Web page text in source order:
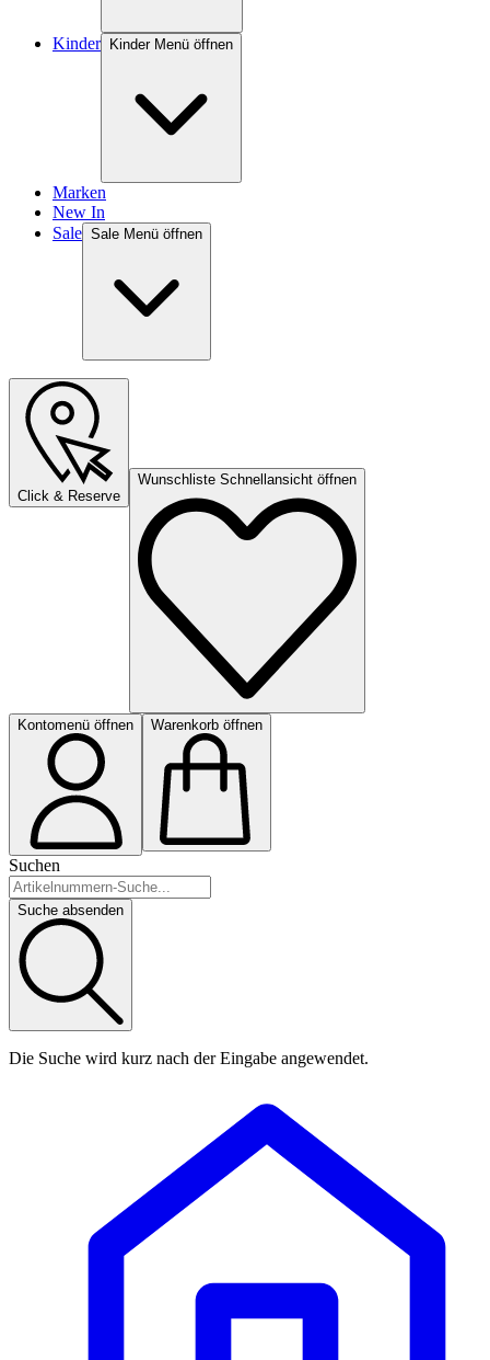
Kinder Kinder Menü öffnen
Marken
New In
Sale Sale Menü öffnen
Click & Reserve
Wunschliste Schnellansicht öffnen
Kontomenü öffnen Warenkorb öffnen
Suchen
Suche absenden
Die Suche wird kurz nach der Eingabe angewendet.